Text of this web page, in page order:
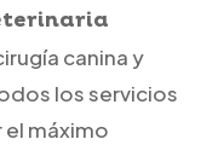
canina y
los servicios
el máximo